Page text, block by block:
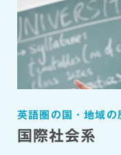
英語圏の国・地域の
国際社会系